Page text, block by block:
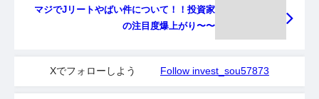
マジでJリートやばい件について！！投資家
の注目度爆上がり〜〜
Xでフォローしよう Follow invest_sou57873